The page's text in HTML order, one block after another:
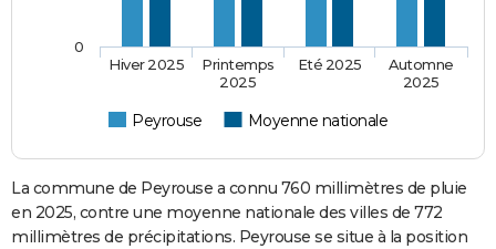
Peyrouse Moyenne nationale
Hiver 2025
Printemps
2025
Eté 2025
Automne
2025
0
La commune de Peyrouse a connu 760 millimètres de pluie
en 2025, contre une moyenne nationale des villes de 772
millimètres de précipitations. Peyrouse se situe à la position